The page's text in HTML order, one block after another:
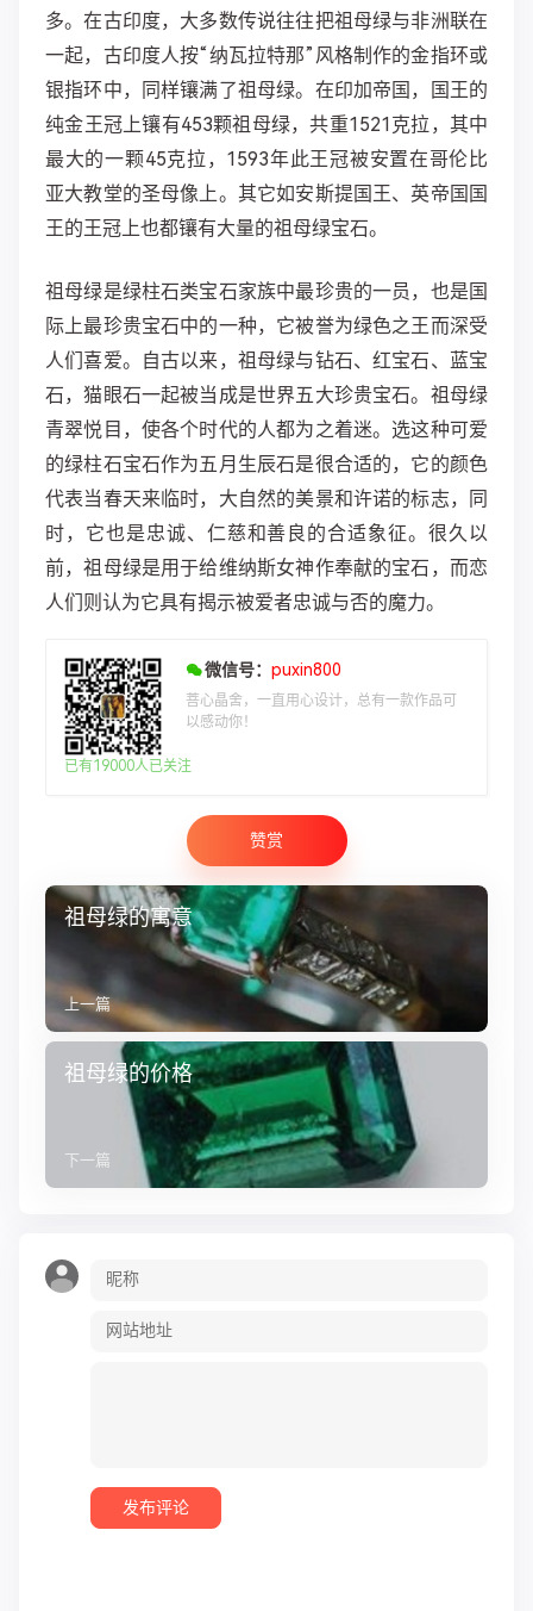
多。在古印度，大多数传说往往把祖母绿与非洲联在
一起，古印度人按“纳瓦拉特那”风格制作的金指环或
银指环中，同样镶满了祖母绿。在印加帝国，国王的
纯金王冠上镶有453颗祖母绿，共重1521克拉，其中
最大的一颗45克拉，1593年此王冠被安置在哥伦比
亚大教堂的圣母像上。其它如安斯提国王、英帝国国
王的王冠上也都镶有大量的祖母绿宝石。
祖母绿是绿柱石类宝石家族中最珍贵的一员，也是国
际上最珍贵宝石中的一种，它被誉为绿色之王而深受
人们喜爱。自古以来，祖母绿与钻石、红宝石、蓝宝
石，猫眼石一起被当成是世界五大珍贵宝石。祖母绿
青翠悦目，使各个时代的人都为之着迷。选这种可爱
的绿柱石宝石作为五月生辰石是很合适的，它的颜色
代表当春天来临时，大自然的美景和许诺的标志，同
时，它也是忠诚、仁慈和善良的合适象征。很久以
前，祖母绿是用于给维纳斯女神作奉献的宝石，而恋
人们则认为它具有揭示被爱者忠诚与否的魔力。
微信号： puxin800
菩心晶舍，一直用心设计，总有一款作品可
以感动你！
已有19000人已关注
赞赏
祖母绿的寓意
上一篇
祖母绿的价格
下一篇